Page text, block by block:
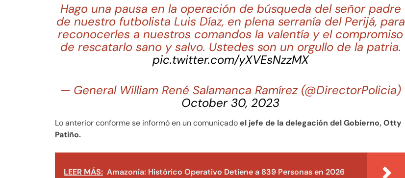
Hago una pausa en la operación de búsqueda del señor padre
de nuestro futbolista Luis Díaz, en plena serranía del Perijá, para
reconocerles a nuestros comandos la valentía y el compromiso
de rescatarlo sano y salvo. Ustedes son un orgullo de la patria.
pic.twitter.com/yXVEsNzzMX
— General William René Salamanca Ramírez (@DirectorPolicia)
October 30, 2023
Lo anterior conforme se informó en un comunicadoel jefe de la delegación del Gobierno, Otty
Patiño.
LEER MÁS: Amazonía: Histórico Operativo Detiene a 839 Personas en 2026